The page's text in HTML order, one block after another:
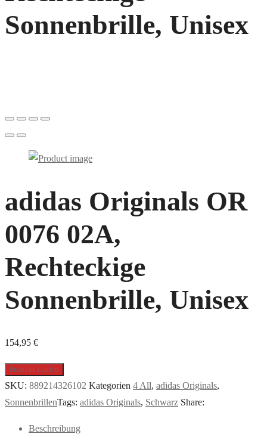
Sonnenbrille, Unisex
adidas Originals OR
0076 02A,
Rechteckige
Sonnenbrille, Unisex
154,95 €
Produkt kaufen
SKU: 889214326102 Kategorien 4 All, adidas Originals,
SonnenbrillenTags: adidas Originals, Schwarz Share:
Beschreibung